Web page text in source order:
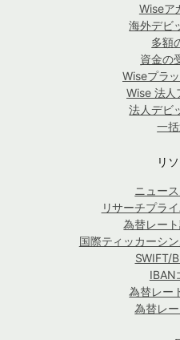
Wiseア
海外デビ
多額
資金の
Wiseプラ
Wise 法人
法人デビ
一
リ
ニュー
リサーチプラ
為替レー
国際ティッカーシ
SWIFT/
IBAN
為替レー
為替レ